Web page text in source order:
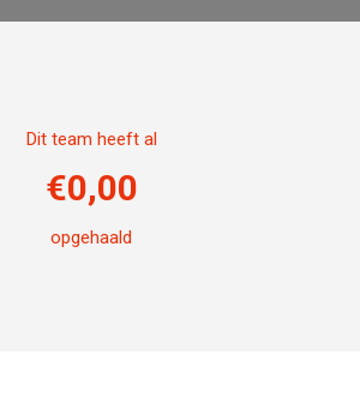
Dit team heeft al
€0,00
opgehaald